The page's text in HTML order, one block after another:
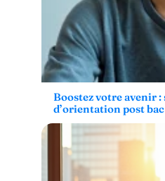
Boostez votre avenir
d’orientation post